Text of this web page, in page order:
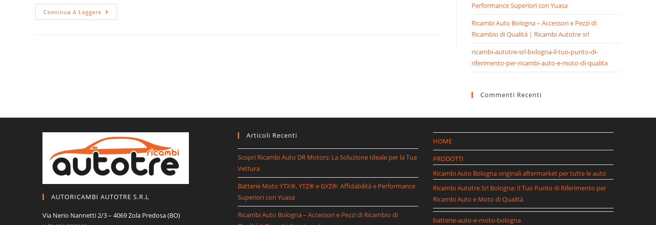
Continua A Leggere Ricambi
Auto
Performance Superiori con Yuasa
Ricambi Auto Bologna – Accessori e Pezzi di
Ricambio di Qualità | Ricambi Autotre srl
ricambi-autotre-srl-bologna-il-tuo-punto-di-
riferimento-per-ricambi-auto-e-moto-di-qualita
Commenti Recenti
AUTORICAMBI AUTOTRE S.R.L
Via Nerio Nannetti 2/3 – 4069 Zola Predosa (BO)
Articoli Recenti
Scopri Ricambi Auto DR Motors: La Soluzione Ideale per la Tua
Vettura
Batterie Moto YTX®, YTZ® e GYZ®: Affidabilità e Performance
Superiori con Yuasa
Ricambi Auto Bologna – Accessori e Pezzi di Ricambio di
HOME
PRODOTTI
Ricambi Auto Bologna originali aftermarket per tutte le auto
Ricambi Autotre Srl Bologna: Il Tuo Punto di Riferimento per
Ricambi Auto e Moto di Qualità
batterie-auto-e-moto-bologna